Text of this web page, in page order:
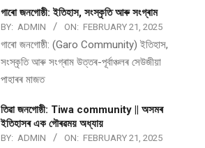
গাৰো জনগোষ্ঠী: ইতিহাস, সংস্কৃতি আৰু সংগ্ৰাম
BY: ADMIN ON: FEBRUARY 21, 2025
গাৰো জনগোষ্ঠী: (Garo Community) ইতিহাস,
সংস্কৃতি আৰু সংগ্ৰাম উত্তৰ-পূৰ্বাঞ্চলৰ সেউজীয়া
পাহাৰৰ মাজত
তিৱা জনগোষ্ঠী: Tiwa community || অসমৰ
ইতিহাসৰ এক গৌৰৱময় অধ্যায়
BY: ADMIN ON: FEBRUARY 21, 2025